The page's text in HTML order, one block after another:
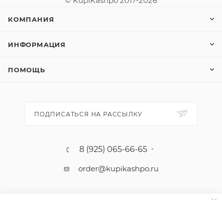
КОМПАНИЯ
ИНФОРМАЦИЯ
ПОМОЩЬ
ПОДПИСАТЬСЯ НА РАССЫЛКУ
8 (925) 065-66-65
order@kupikashpo.ru